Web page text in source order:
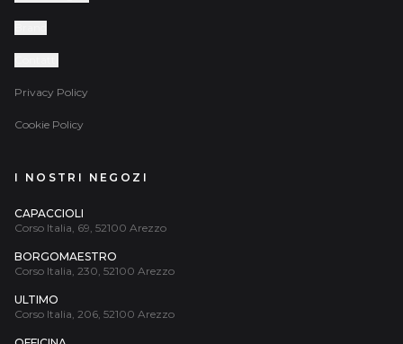
Privacy Policy
Cookie Policy
I NOSTRI NEGOZI
CAPACCIOLI
Corso Italia, 69, 52100 Arezzo
BORGOMAESTRO
Corso Italia, 230, 52100 Arezzo
ULTIMO
Corso Italia, 206, 52100 Arezzo